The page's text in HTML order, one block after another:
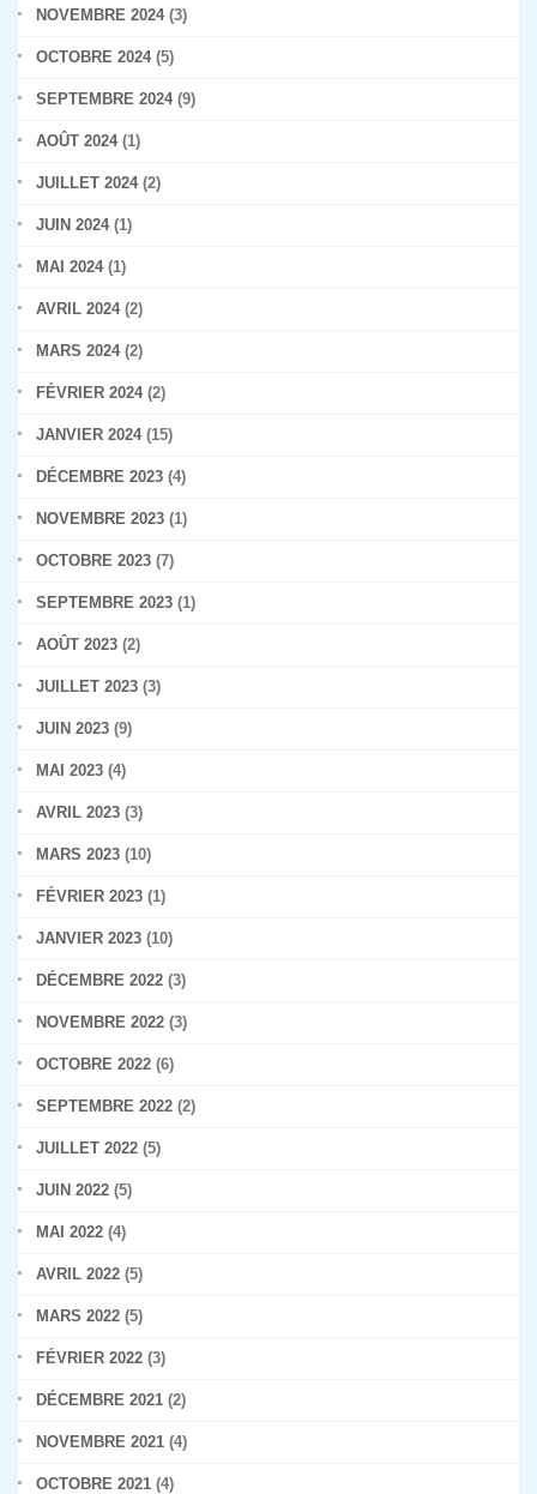
NOVEMBRE 2024(3)
OCTOBRE 2024(5)
SEPTEMBRE 2024(9)
AOÛT 2024(1)
JUILLET 2024(2)
JUIN 2024(1)
MAI 2024(1)
AVRIL 2024(2)
MARS 2024(2)
FÉVRIER 2024(2)
JANVIER 2024(15)
DÉCEMBRE 2023 (4)
NOVEMBRE 2023 (1)
OCTOBRE 2023 (7)
SEPTEMBRE 2023 (1)
AOÛT 2023 (2)
JUILLET 2023 (3)
JUIN 2023 (9)
MAI 2023 (4)
AVRIL 2023 (3)
MARS 2023 (10)
FÉVRIER 2023 (1)
JANVIER 2023 (10)
DÉCEMBRE 2022 (3)
NOVEMBRE 2022 (3)
OCTOBRE 2022 (6)
SEPTEMBRE 2022 (2)
JUILLET 2022 (5)
JUIN 2022 (5)
MAI 2022 (4)
AVRIL 2022 (5)
MARS 2022 (5)
FÉVRIER 2022 (3)
DÉCEMBRE 2021 (2)
NOVEMBRE 2021 (4)
OCTOBRE 2021 (4)